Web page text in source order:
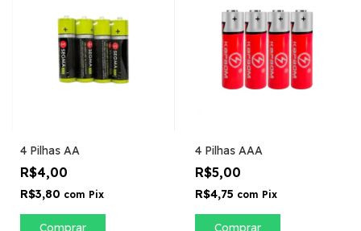
4 Pilhas AA
R$4,00
R$3,80 com Pix
4 Pilhas AAA
R$5,00
R$4,75 com Pix